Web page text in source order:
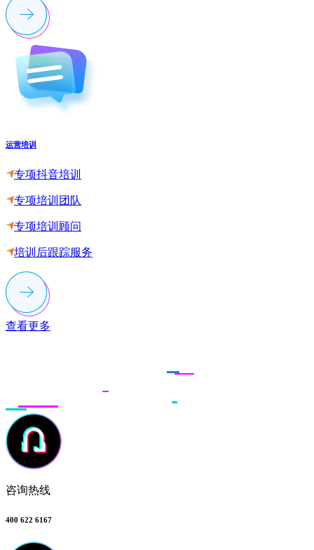
运营培训
专项抖音培训
专项培训团队
专项培训顾问
培训后跟踪服务
查看更多
咨询热线
400 622 6167